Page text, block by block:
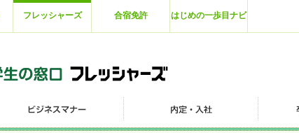
フレッシャーズ 合宿免許 はじめの一歩目ナビ